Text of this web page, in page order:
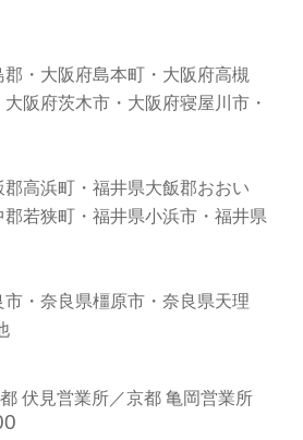
・大阪府島本町・大阪府高槻
阪府茨木市・大阪府寝屋川市・
高浜町・福井県大飯郡おおい
若狭町・福井県小浜市・福井県
・奈良県橿原市・奈良県天理
伏見営業所／京都 亀岡営業所